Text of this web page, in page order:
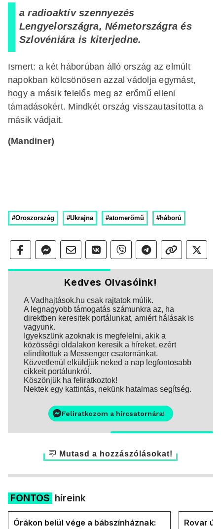
a radioaktív szennyezés
Lengyelországra, Németországra és
Szlovéniára is kiterjedne.
Ismert: a két háborúban álló ország az elmúlt
napokban kölcsönösen azzal vádolja egymást,
hogy a másik felelős meg az erőmű elleni
támadásokért. Mindkét ország visszautasította a
másik vádjait.
(Mandiner)
#Oroszország #Ukrajna #atomerőmű #háború
Kedves Olvasóink!
A Vadhajtások.hu csak rajtatok múlik.
A legnagyobb támogatás számunkra az, ha
direktben keresitek portálunkat, amiért hálásak is
vagyunk.
Igyekszünk azoknak is megfelelni, akik a
közösségi oldalakon keresik a híreket, ezért
elindítottuk a Messenger csatornánkat.
Közvetlenül elküldjük neked a nap legfontosabb
cikkeit portálunkról.
Köszönjük ha feliratkoztok!
Nektek egy kattintás, nekünk hatalmas segítség.
Feliratkozom a hírcsatornára!
Mutasd a hozzászólásokat!
FONTOS híreink
Órákon belül vége a bábszínháznak:
Rovar